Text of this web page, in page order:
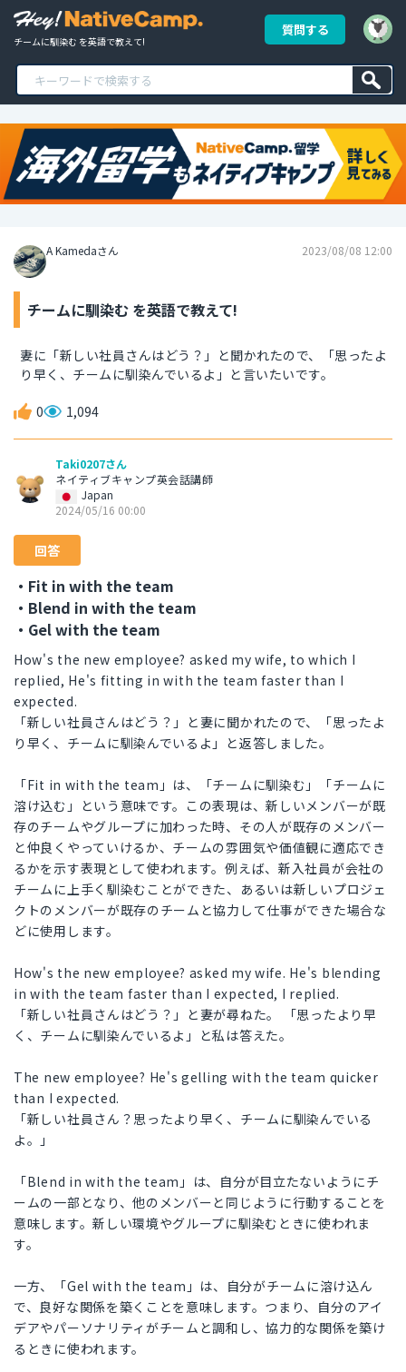
チームに馴染む を英語で教えて!
質問する
A Kamedaさん 2023/08/08 12:00
チームに馴染む を英語で教えて!
妻に「新しい社員さんはどう？」と聞かれたので、「思ったよ
り早く、チームに馴染んでいるよ」と言いたいです。
0 1,094
Taki0207さん
ネイティブキャンプ英会話講師
Japan
2024/05/16 00:00
回答
・Fit in with the team
・Blend in with the team
・Gel with the team
How's the new employee? asked my wife, to which I
replied, He's fitting in with the team faster than I
expected.
「新しい社員さんはどう？」と妻に聞かれたので、「思ったよ
り早く、チームに馴染んでいるよ」と返答しました。
「Fit in with the team」は、「チームに馴染む」「チームに
溶け込む」という意味です。この表現は、新しいメンバーが既
存のチームやグループに加わった時、その人が既存のメンバー
と仲良くやっていけるか、チームの雰囲気や価値観に適応でき
るかを示す表現として使われます。例えば、新入社員が会社の
チームに上手く馴染むことができた、あるいは新しいプロジェ
クトのメンバーが既存のチームと協力して仕事ができた場合な
どに使用します。
How's the new employee? asked my wife. He's blending
in with the team faster than I expected, I replied.
「新しい社員さんはどう？」と妻が尋ねた。 「思ったより早
く、チームに馴染んでいるよ」と私は答えた。
The new employee? He's gelling with the team quicker
than I expected.
「新しい社員さん？思ったより早く、チームに馴染んでいる
よ。」
「Blend in with the team」は、自分が目立たないようにチ
ームの一部となり、他のメンバーと同じように行動することを
意味します。新しい環境やグループに馴染むときに使われま
す。
一方、「Gel with the team」は、自分がチームに溶け込ん
で、良好な関係を築くことを意味します。つまり、自分のアイ
デアやパーソナリティがチームと調和し、協力的な関係を築け
るときに使われます。